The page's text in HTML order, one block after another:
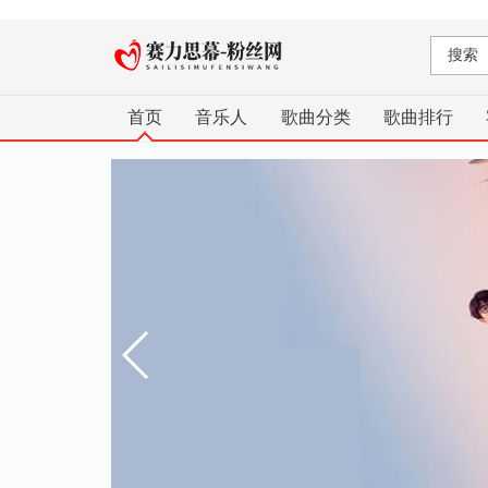
首页 音乐人 歌曲分类 歌曲排行